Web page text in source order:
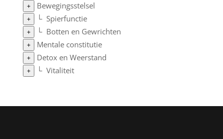
+ Bewegingsstelsel
+ └ Spierfunctie
+ └ Botten en Gewrichten
+ Mentale constitutie
+ Detox en Weerstand
+ └ Vitaliteit